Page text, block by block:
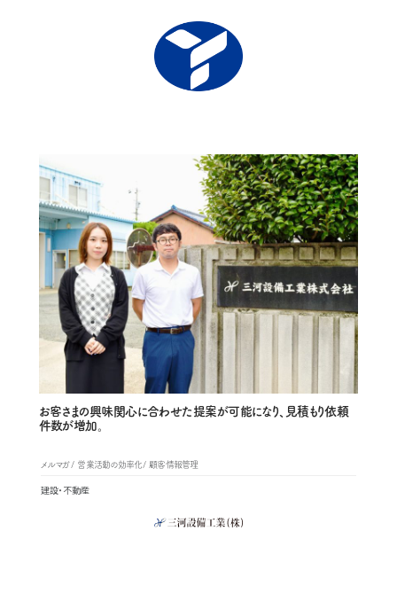
お客さまの興味関心に合わせた提案が可能になり、見積もり依頼
件数が増加。
メルマガ 営業活動の効率化 顧客情報管理
建設・不動産